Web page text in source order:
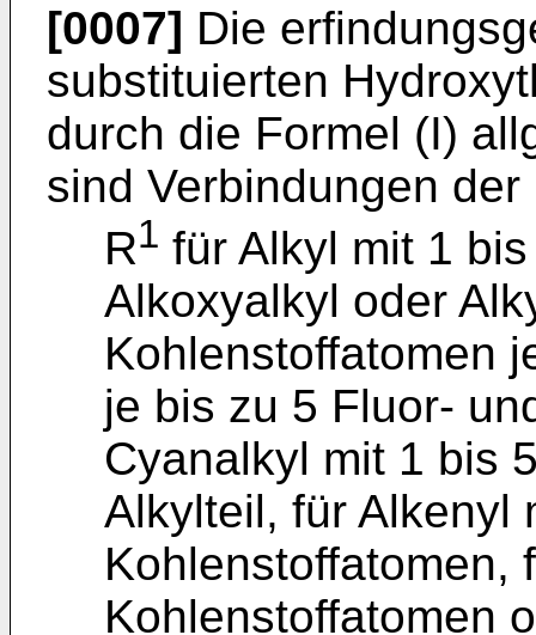
[0007] Die
substituierten
durch die Formel (I)
sind Verbindungen
R1 für Alkyl mit 1
Alkoxyalkyl oder
Kohlenstoffatomen
je bis zu 5 Fluor-
Cyanalkyl mit 1 bis
Alkylteil, für Alkenyl
Kohlenstoffatomen,
Kohlenstoffatomen